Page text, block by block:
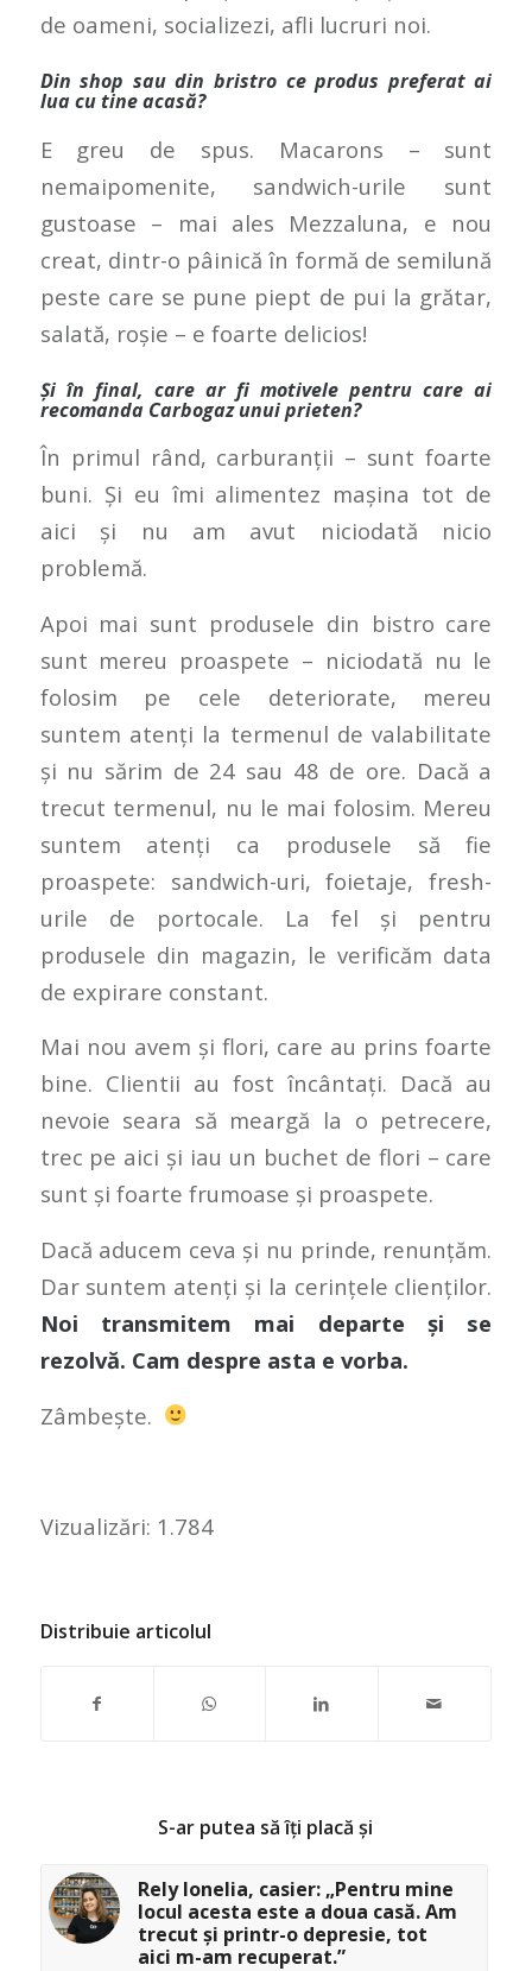
de oameni, socializezi, afli lucruri noi.
Din shop sau din bristro ce produs preferat ai
lua cu tine acasă?
E greu de spus. Macarons – sunt
nemaipomenite, sandwich-urile sunt
gustoase – mai ales Mezzaluna, e nou
creat, dintr-o pâinică în formă de semilună
peste care se pune piept de pui la grătar,
salată, roșie – e foarte delicios!
Și în final, care ar fi motivele pentru care ai
recomanda Carbogaz unui prieten?
În primul rând, carburanții – sunt foarte
buni. Și eu îmi alimentez mașina tot de
aici și nu am avut niciodată nicio
problemă.
Apoi mai sunt produsele din bistro care
sunt mereu proaspete – niciodată nu le
folosim pe cele deteriorate, mereu
suntem atenți la termenul de valabilitate
și nu sărim de 24 sau 48 de ore. Dacă a
trecut termenul, nu le mai folosim. Mereu
suntem atenți ca produsele să fie
proaspete: sandwich-uri, foietaje, fresh-
urile de portocale. La fel și pentru
produsele din magazin, le verificăm data
de expirare constant.
Mai nou avem și flori, care au prins foarte
bine. Clientii au fost încântați. Dacă au
nevoie seara să meargă la o petrecere,
trec pe aici și iau un buchet de flori – care
sunt și foarte frumoase și proaspete.
Dacă aducem ceva și nu prinde, renunțăm.
Dar suntem atenți și la cerințele clienților.
Noi transmitem mai departe și se
rezolvă. Cam despre asta e vorba.
Zâmbește.
Vizualizări: 1.784
Distribuie articolul
S-ar putea să îți placă și
Rely Ionelia, casier: „Pentru mine
locul acesta este a doua casă. Am
trecut și printr-o depresie, tot
aici m-am recuperat.”